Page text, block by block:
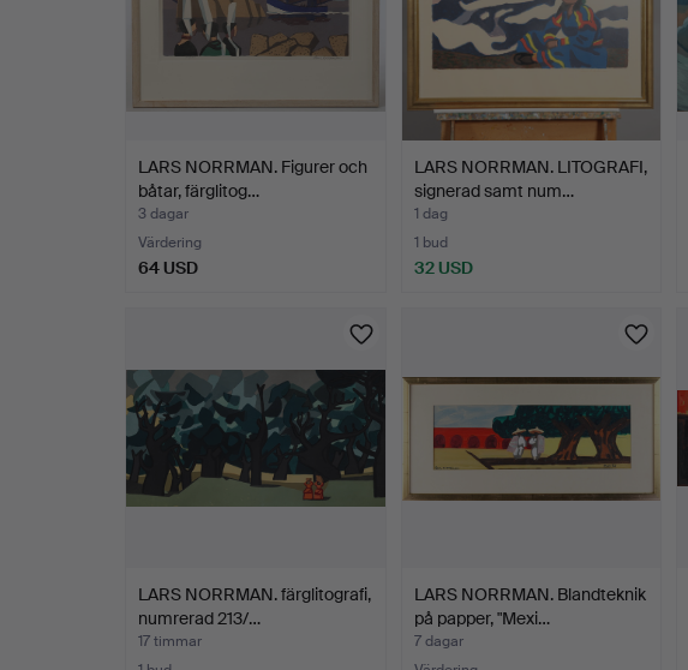
LARS NORRMAN. Figurer och
båtar, färglitog…
3 dagar
Värdering
64 USD
LARS NORRMAN. LITOGRAFI,
signerad samt num…
1 dag
1 bud
32 USD
LARS NORRMAN. färglitografi,
numrerad 213/…
17 timmar
LARS NORRMAN. Blandteknik
på papper, "Mexi…
7 dagar